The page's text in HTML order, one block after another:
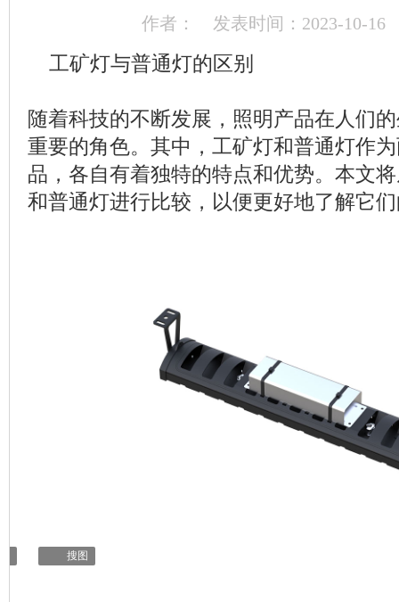
作者： 发表时间：2023-10-16
工矿灯与普通灯的区别
随着科技的不断发展，照明产品在人们
重要的角色。其中，工矿灯和普通灯作
品，各自有着独特的特点和优势。本文
和普通灯进行比较，以便更好地了解它
搜图